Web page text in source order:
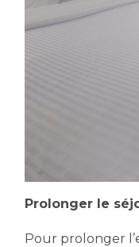
Prolonger le
Pour prolonger